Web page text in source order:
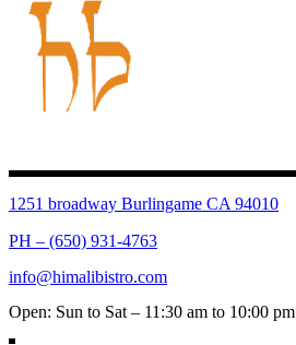
1251 broadway Burlingame CA 94010
PH – (650) 931-4763
info@himalibistro.com
Open: Sun to Sat – 11:30 am to 10:00 pm